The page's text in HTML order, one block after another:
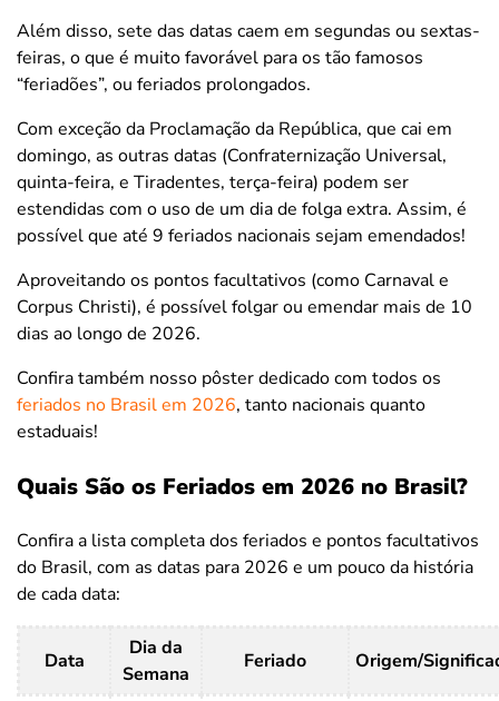
Além disso, sete das datas caem em segundas ou sextas-
feiras, o que é muito favorável para os tão famosos
“feriadões”, ou feriados prolongados.
Com exceção da Proclamação da República, que cai em
domingo, as outras datas (Confraternização Universal,
quinta-feira, e Tiradentes, terça-feira) podem ser
estendidas com o uso de um dia de folga extra. Assim, é
possível que até 9 feriados nacionais sejam emendados!
Aproveitandoos pontos facultativos (como Carnaval e
Corpus Christi), é possível folgar ou emendar mais de 10
dias ao longo de 2026.
Confira também nosso pôster dedicado com todos os
feriados no Brasil em 2026, tanto nacionais quanto
estaduais!
Quais São os Feriados em 2026 no Brasil?
Confira a lista completa dos feriados e pontos facultativos
do Brasil, com as datas para 2026 e um pouco da história
de cada data:
Data
Dia da
Semana
Feriado Origem/